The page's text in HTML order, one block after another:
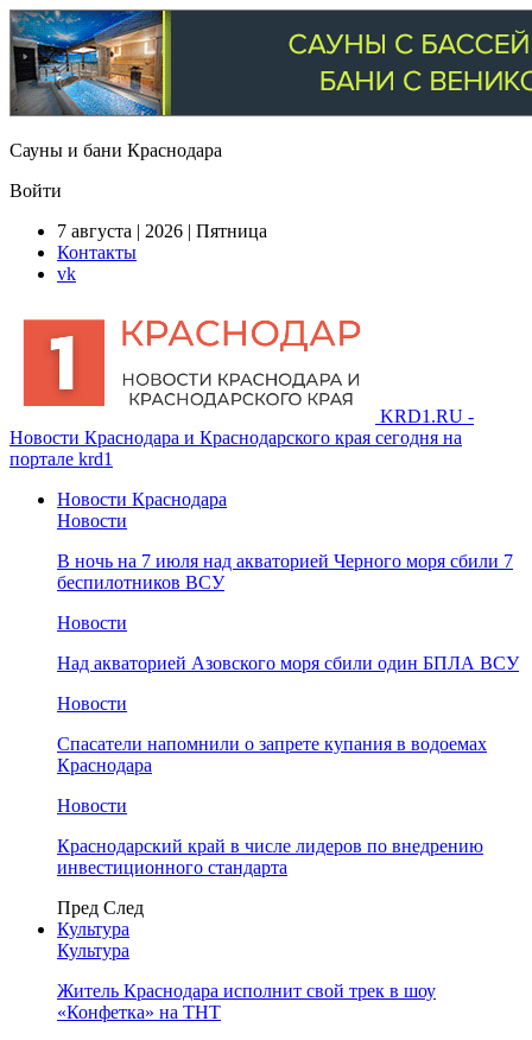
Сауны и бани Краснодара
Войти
7 августа | 2026 | Пятница
Контакты
vk
KRD1.RU -
Новости Краснодара и Краснодарского края сегодня на
портале krd1
Новости Краснодара
Новости
В ночь на 7 июля над акваторией Черного моря сбили 7
беспилотников ВСУ
Новости
Над акваторией Азовского моря сбили один БПЛА ВСУ
Новости
Спасатели напомнили о запрете купания в водоемах
Краснодара
Новости
Краснодарский край в числе лидеров по внедрению
инвестиционного стандарта
Пред След
Культура
Культура
Житель Краснодара исполнит свой трек в шоу
«Конфетка» на ТНТ